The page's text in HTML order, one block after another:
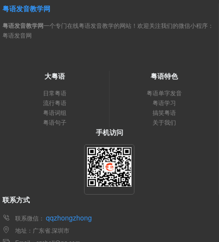
粤语发音教学网
粤语发音教学网一个专门在线粤语发音教学的网站！欢迎关注我们的微信小程序：
粤语发音网
大粤语
日常粤语
流行粤语
粤语词组
粤语句子
粤语特色
粤语单字发音
粤语学习
搞笑粤语
关于我们
手机访问
联系方式
联系微信： qqzhongzhong
地址：广东省.深圳市